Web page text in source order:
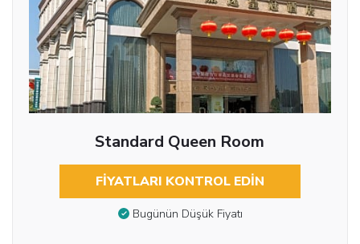
Standard Queen Room
FIYATLARI KONTROL EDIN
Bugünün Düşük Fiyatı